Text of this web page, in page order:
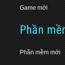
Game mới
Phần
Phần mềm mới